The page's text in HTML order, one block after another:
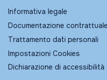
Informativa legale
Documentazione contrattuale
Trattamento dati personali
Impostazioni Cookies
Dichiarazione di accessibilità